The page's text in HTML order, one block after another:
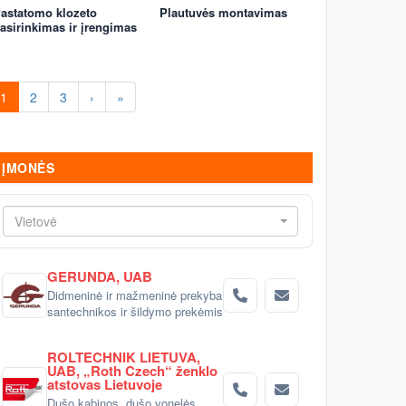
klozeto
ir įrengimas
Plautuvės montavimas
1 2 3 › »
ĮMONĖS
Vietovė
GERUNDA, UAB
Didmeninė ir mažmeninė prekyba
santechnikos ir šildymo prekėmis
ROLTECHNIK LIETUVA,
UAB, „Roth Czech“ ženklo
atstovas Lietuvoje